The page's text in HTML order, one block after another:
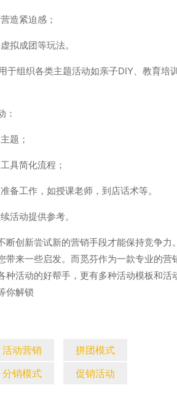
造紧迫感；
成团等玩法。
于组织各类主题活动如亲子DIY、教育培
：
题；
具简化流程；
工作，如授课老师，到店话术等。
动提供参考。
断创新尝试新的营销手段才能保持竞争力
带来一些启发。而觅芬作为一款专业的营
种活动的好帮手，更有多种活动模板和活
你解锁
活动营销
拼团模式
分销模式 促销活动